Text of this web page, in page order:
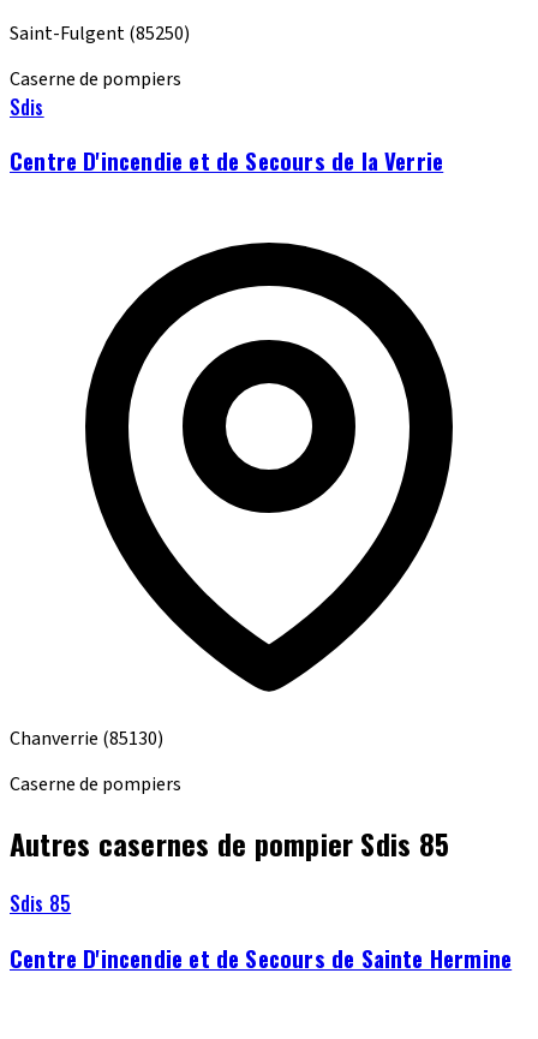
Saint-Fulgent(85250)
Caserne de pompiers
Sdis
Centre D'incendie et de Secours de la Verrie
Chanverrie (85130)
Caserne de pompiers
Autres casernes de pompier Sdis 85
Sdis 85
Centre D'incendie et de Secours de Sainte Hermine